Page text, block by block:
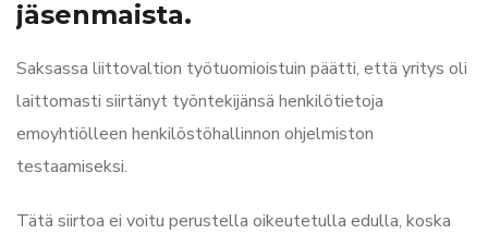
jäsenmaista.
Saksassa liittovaltion työtuomioistuin päätti, että yritys oli
laittomasti siirtänyt työntekijänsä henkilötietoja
emoyhtiölleen henkilöstöhallinnon ohjelmiston
testaamiseksi.
Tätä siirtoa ei voitu perustella oikeutetulla edulla, koska